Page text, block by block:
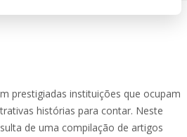
prestigiadas instituições que ocupam
histórias para contar. Neste
de uma compilação de artigos